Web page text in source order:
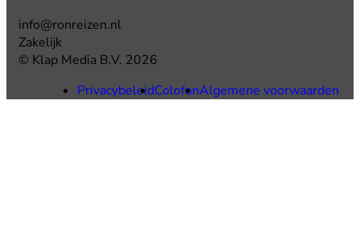
info@ronreizen.nl
Zakelijk
© Klap Media B.V. 2026
PrivacybeleidColofonAlgemene voorwaarden